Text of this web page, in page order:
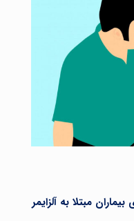
مبتلا به آلزایمر